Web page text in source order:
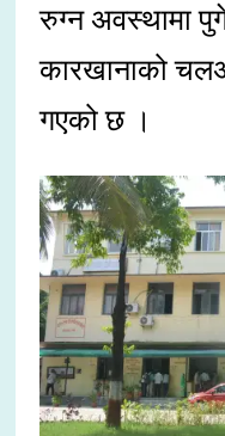
रुग्न अवस्थामा
कारखानाको
गएको छ ।